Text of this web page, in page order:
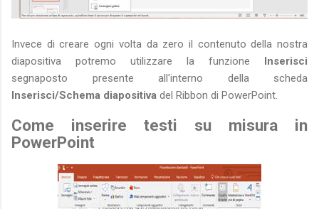
Invece di creare ogni volta da zero il contenuto della nostra
diapositiva potremo utilizzare la funzione Inserisci
segnaposto presente all'interno della scheda
Inserisci/Schema diapositiva del Ribbon di PowerPoint.
Come inserire testi su misura in
PowerPoint